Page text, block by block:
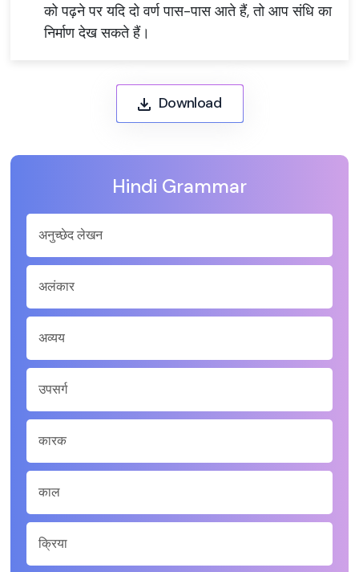
Hindi Grammar
अनुच्छेद लेखन
अलंकार
अव्यय
उपसर्ग
कारक
काल
क्रिया
को पढ़ने पर यदि दो वर्ण पास-पास आते हैं, तो आप संधि का
निर्माण देख सकते हैं।
Download